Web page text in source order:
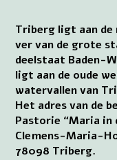
Triberg ligt aan de
ver van de grote
deelstaat Baden-
ligt aan de oude
watervallen van
Het adres van de
Pastorie “Maria in
Clemens-Maria-
78098 Triberg.